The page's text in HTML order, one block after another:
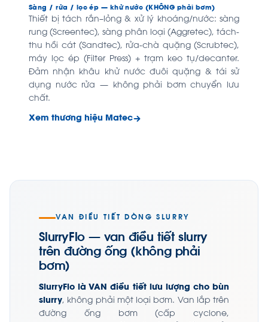
Sàng / rửa / lọc ép — khử nước (KHÔNG phải bơm)
Thiết bị tách rắn–lỏng & xử lý khoáng/nước: sàng
rung (Screentec), sàng phân loại (Aggretec), tách-
thu hồi cát (Sandtec), rửa-chà quặng (Scrubtec),
máy lọc ép (Filter Press) + trạm keo tụ/decanter.
Đảm nhận khâu khử nước đuôi quặng & tái sử
dụng nước rửa — không phải bơm chuyển lưu
chất.
Xem thương hiệu Matec
VAN ĐIỀU TIẾT DÒNG SLURRY
SlurryFlo — van điều tiết slurry
trên đường ống (không phải
bơm)
SlurryFlo là VAN điều tiết lưu lượng cho bùn
slurry, không phải một loại bơm. Van lắp trên
đường ống bơm (cấp cyclone,